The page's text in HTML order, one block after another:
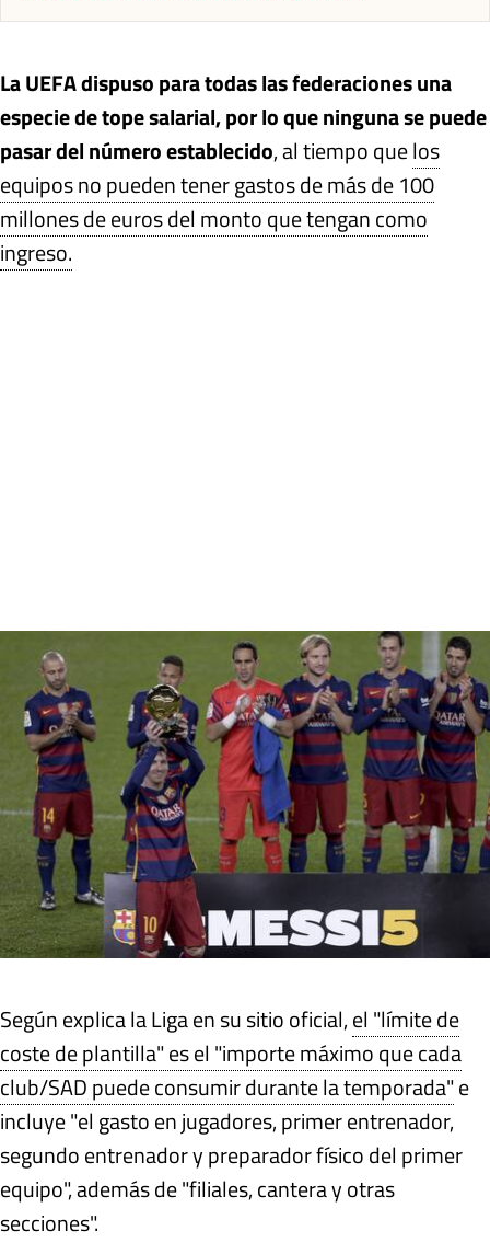
La UEFA dispuso para todas las federaciones una
especie de tope salarial, por lo que ninguna se puede
pasar del número establecido, al tiempo quelos
equipos no pueden tener gastos de más de 100
millones de euros del monto que tengan como
ingreso.
Según explica la Liga en su sitio oficial,el "límite de
coste de plantilla" es el "importe máximo que cada
club/SAD puede consumir durante la temporada"e
incluye "el gasto en jugadores, primer entrenador,
segundo entrenador y preparador físico del primer
equipo", además de "filiales, cantera y otras
secciones".